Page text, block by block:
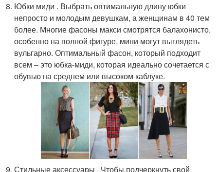
Юбки миди . Выбрать оптимальную длину юбки
непросто и молодым девушкам, а женщинам в 40 тем
более. Многие фасоны макси смотрятся балахонисто,
особенно на полной фигуре, мини могут выглядеть
вульгарно. Оптимальный фасон, который подходит
всем – это юбка-миди, которая идеально сочетается с
обувью на среднем или высоком каблуке.
Стильные аксессуары . Чтобы подчеркнуть свой